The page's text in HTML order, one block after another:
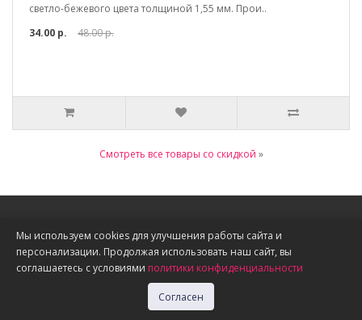
светло-бежевого цвета толщиной 1,55 мм. Прои..
34.00 р.
48.00 р.
Смотреть все товары со скидкой »
Информация
О нас
Доставка, оплата, скидки
Политика конфиденциальности
Мы используем cookies для улучшения работы сайта и
персонализации. Продолжая использовать наш сайт, вы
соглашаетесь с условиями политики конфиденциальности
Согласен